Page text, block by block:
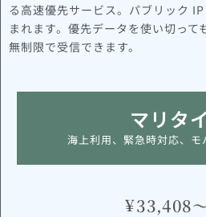
る高速優先サービス。パブリック
まれます。優先データを使い切って
無制限で受信できます。
マリタ
海上利用、緊急時対応、モ
¥33,408